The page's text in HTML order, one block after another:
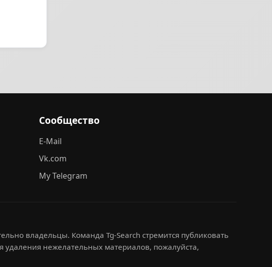
Сообщество
E-Mail
Vk.com
My Telegram
владельцы. Команда Tg-Search стремится публиковать
удаления нежелательных материалов, пожалуйста,